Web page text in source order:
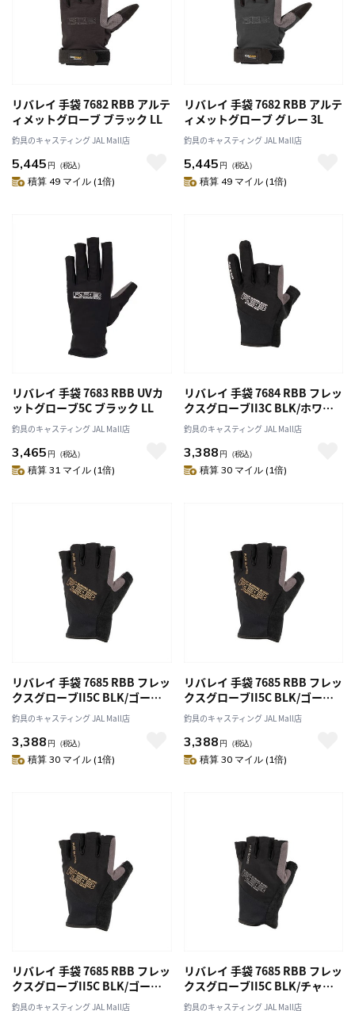
リバレイ 手袋 7682 RBB アルテ
ィメットグローブ ブラック LL
釣具のキャスティング JAL Mall店
5,445 円 （税込）
積算 49 マイル (1倍)
リバレイ 手袋 7682 RBB アルテ
ィメットグローブ グレー 3L
釣具のキャスティング JAL Mall店
5,445 円 （税込）
積算 49 マイル (1倍)
リバレイ 手袋 7683 RBB UVカ
ットグローブ5C ブラック LL
釣具のキャスティング JAL Mall店
3,465 円 （税込）
積算 31 マイル (1倍)
リバレイ 手袋 7684 RBB フレッ
クスグローブII3C BLK/ホワイ
ト LL
釣具のキャスティング JAL Mall店
3,388 円 （税込）
積算 30 マイル (1倍)
リバレイ 手袋 7685 RBB フレッ
クスグローブII5C BLK/ゴール
ド L
釣具のキャスティング JAL Mall店
3,388 円 （税込）
積算 30 マイル (1倍)
リバレイ 手袋 7685 RBB フレッ
クスグローブII5C BLK/ゴール
ド LL
釣具のキャスティング JAL Mall店
3,388 円 （税込）
積算 30 マイル (1倍)
リバレイ 手袋 7685 RBB フレッ
クスグローブII5C BLK/ゴール
ド 3L
釣具のキャスティング JAL Mall店
リバレイ 手袋 7685 RBB フレッ
クスグローブII5C BLK/チャコ
ール 3L
釣具のキャスティング JAL Mall店